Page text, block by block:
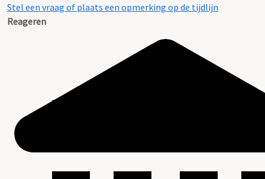
Stel een vraag of plaats een opmerking op de tijdlijn
Reageren